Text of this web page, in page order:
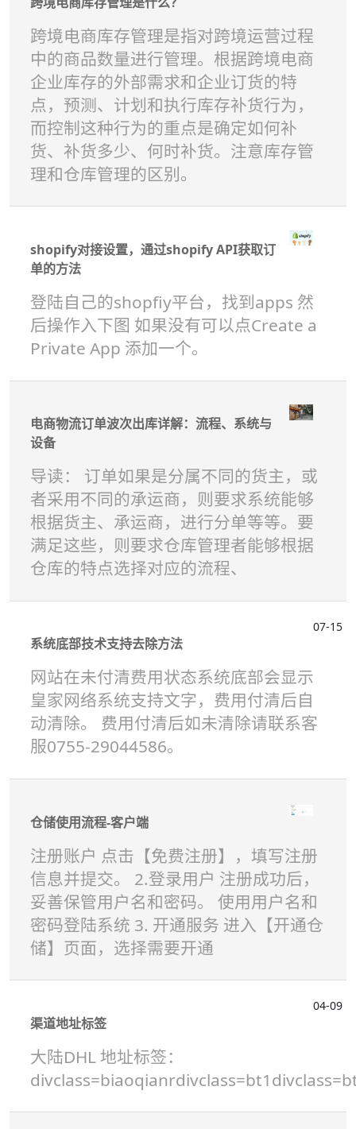
跨境电商库存管理是指对跨境运营过程
中的商品数量进行管理。根据跨境电商
企业库存的外部需求和企业订货的特
点，预测、计划和执行库存补货行为，
而控制这种行为的重点是确定如何补
货、补货多少、何时补货。注意库存管
理和仓库管理的区别。
shopify对接设置，通过shopify API获取订
单的方法
登陆自己的shopfiy平台，找到apps 然
后操作入下图 如果没有可以点Create a
Private App 添加一个。
电商物流订单波次出库详解：流程、系统与
设备
导读： 订单如果是分属不同的货主，或
者采用不同的承运商，则要求系统能够
根据货主、承运商，进行分单等等。要
满足这些，则要求仓库管理者能够根据
仓库的特点选择对应的流程、
系统底部技术支持去除方法
07-15
网站在未付清费用状态系统底部会显示
皇家网络系统支持文字，费用付清后自
动清除。 费用付清后如未清除请联系客
服0755-29044586。
仓储使用流程-客户端
注册账户 点击【免费注册】，填写注册
信息并提交。 2.登录用户 注册成功后，
妥善保管用户名和密码。 使用用户名和
密码登陆系统 3. 开通服务 进入【开通仓
储】页面，选择需要开通
渠道地址标签
04-09
大陆DHL 地址标签：